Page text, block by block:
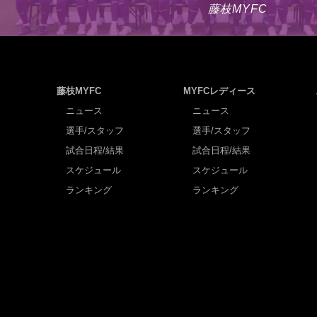
藤枝MYFC
藤枝MYFC
ニュース
選手/スタッフ
試合日程/結果
スケジュール
ランキング
MYFCレディース
ニュース
選手/スタッフ
試合日程/結果
スケジュール
ランキング